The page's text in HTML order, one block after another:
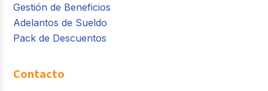
Gestión de Beneficios
Adelantos de Sueldo
Pack de Descuentos
Contacto